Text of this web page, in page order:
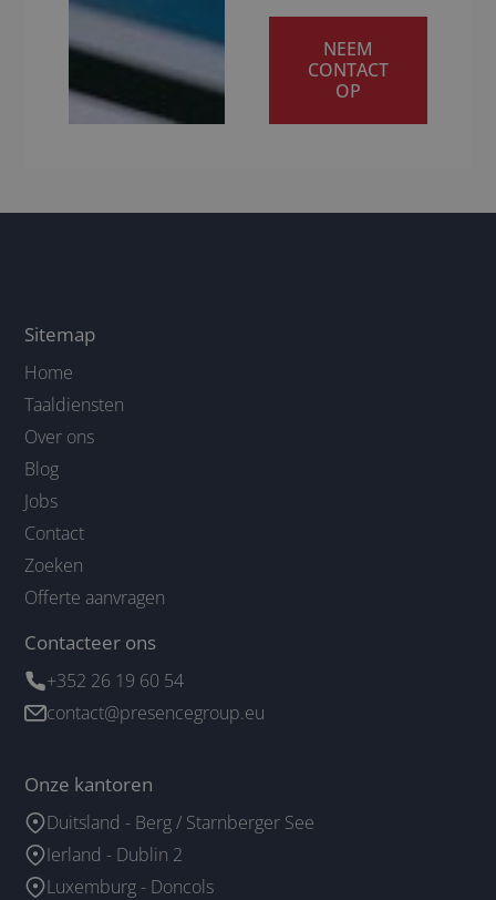
NEEM
CONTACT
OP
Sitemap
Home
Taaldiensten
Over ons
Blog
Jobs
Contact
Zoeken
Offerte aanvragen
Contacteer ons
+352 26 19 60 54
contact@presencegroup.eu
Onze kantoren
Duitsland - Berg / Starnberger See
Ierland - Dublin 2
Luxemburg - Doncols